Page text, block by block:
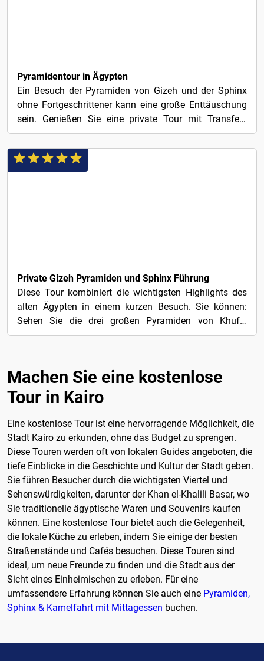
Pyramidentour in Ägypten
Ein Besuch der Pyramiden von Gizeh und der Sphinx
ohne Fortgeschrittener kann eine große Enttäuschung
sein. Genießen Sie eine private Tour mit Transfers
von...
Private Gizeh Pyramiden und Sphinx Führung
Diese Tour kombiniert die wichtigsten Highlights des
alten Ägypten in einem kurzen Besuch. Sie können:
Sehen Sie die drei großen Pyramiden von Khufu,
Khafre...
Machen Sie eine kostenlose
Tour in Kairo
Eine kostenlose Tour ist eine hervorragende Möglichkeit, die
Stadt Kairo zu erkunden, ohne das Budget zu sprengen.
Diese Touren werden oft von lokalen Guides angeboten, die
tiefe Einblicke in die Geschichte und Kultur der Stadt geben.
Sie führen Besucher durch die wichtigsten Viertel und
Sehenswürdigkeiten, darunter der Khan el-Khalili Basar, wo
Sie traditionelle ägyptische Waren und Souvenirs kaufen
können. Eine kostenlose Tour bietet auch die Gelegenheit,
die lokale Küche zu erleben, indem Sie einige der besten
Straßenstände und Cafés besuchen. Diese Touren sind
ideal, um neue Freunde zu finden und die Stadt aus der
Sicht eines Einheimischen zu erleben. Für eine
umfassendere Erfahrung können Sie auch eine Pyramiden,
Sphinx & Kamelfahrt mit Mittagessen buchen.